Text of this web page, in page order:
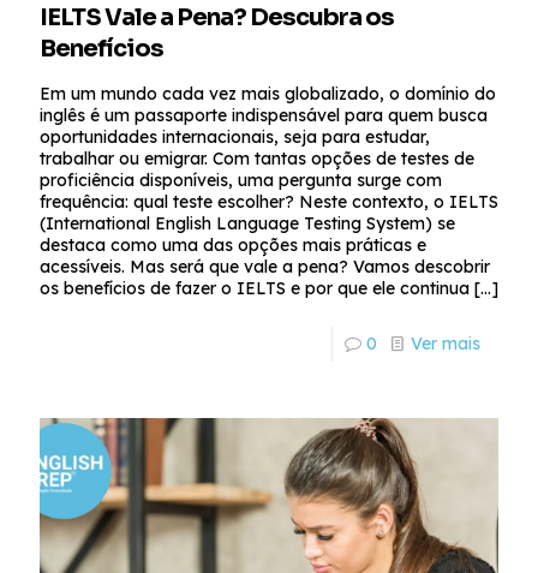
IELTS Vale a Pena? Descubra os
Benefícios
Em um mundo cada vez mais globalizado, o domínio do
inglês é um passaporte indispensável para quem busca
oportunidades internacionais, seja para estudar,
trabalhar ou emigrar. Com tantas opções de testes de
proficiência disponíveis, uma pergunta surge com
frequência: qual teste escolher? Neste contexto, o IELTS
(International English Language Testing System) se
destaca como uma das opções mais práticas e
acessíveis. Mas será que vale a pena? Vamos descobrir
os benefícios de fazer o IELTS e por que ele continua […]
0 Ver mais